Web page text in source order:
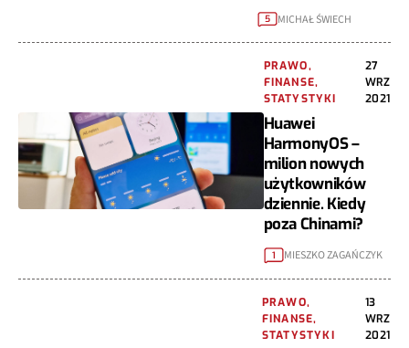
5 MICHAŁ ŚWIECH
PRAWO,
FINANSE,
STATYSTYKI
27
WRZ
2021
Huawei
HarmonyOS –
milion nowych
użytkowników
dziennie. Kiedy
poza Chinami?
1 MIESZKO ZAGAŃCZYK
PRAWO,
FINANSE,
STATYSTYKI
13
WRZ
2021